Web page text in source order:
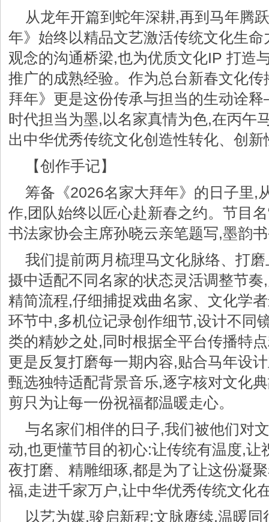
从龙年开篇到蛇年深耕,再到马年腾
年》始终以精品文艺激活传统文化生
观念的沟通桥梁,也为优质文化IP 打造
推广的成熟经验。作为总台新春文化
拜年》更是这份传承与担当的生动诠
时代担当为墨,以名家真情为色,在丙午
出中华优秀传统文化创造性转化、创
【创作手记】
筹备《2026名家大拜年》的日子里,
作,团队始终以匠心赴新春之约。节目
书法家协会主席孙晓云亲笔题写,墨韵
我们提前两月梳理马文化脉络、打
摄中适配不同名家的状态灵活调整节
精简流程,仔细捕捉戏曲名家、文化学
环节中,多机位记录创作细节,设计不同
类的精妙之处,同时根据全平台传播特
更是反复打磨每一期内容,贴合马年设
甄选独特适配背景音乐,逐字核对文化
剪只为让每一份祝福都温暖走心。
与名家们相伴的日子,我们被他们对
动,也更懂节目的初心:让传统有温度,让
夜打磨、精雕细琢,都是为了让这份凝
福,走进千家万户,让中华优秀传统文化
以艺为媒,骏启新程;文脉赓续,温暖